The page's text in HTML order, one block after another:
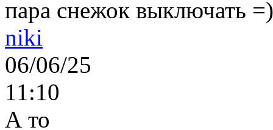
пара снежок выключать
niki
06/06/25
11:10
А то